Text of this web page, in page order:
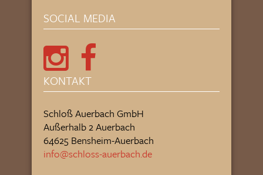
SOCIAL MEDIA
KONTAKT
Schloß Auerbach GmbH
Außerhalb 2 Auerbach
64625 Bensheim-Auerbach
info@schloss-auerbach.de